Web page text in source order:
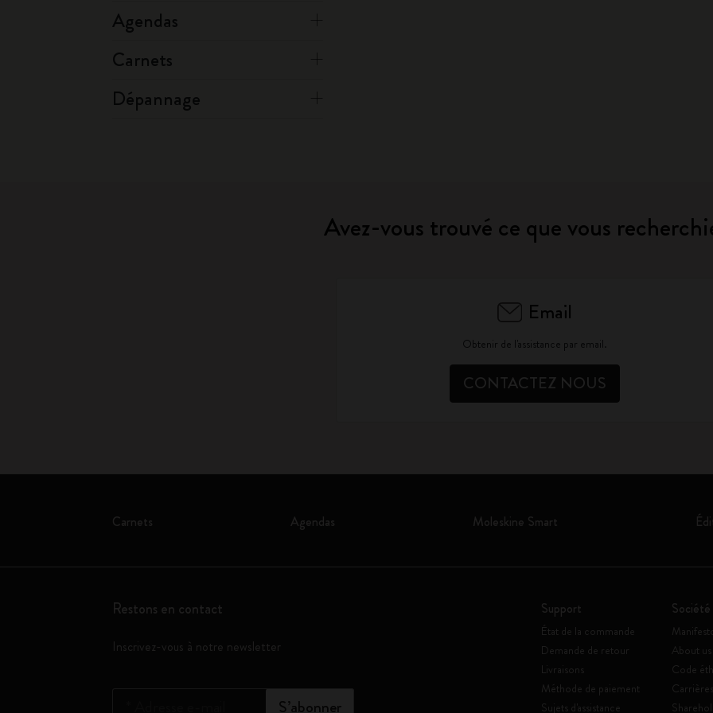
Agendas
Carnets
Dépannage
Avez-vous trouvé ce que vous
Email
Obtenir de l'assistance par email.
CONTACTEZ NOUS
Carnets Agendas Moleskine Smart
Restons en contact
Inscrivez-vous à notre newsletter
S’abonner
Support
État de la commande
Demande de retour
Livraisons
Méthode de paiement
Sujets d'assistance
Société
About us
Code